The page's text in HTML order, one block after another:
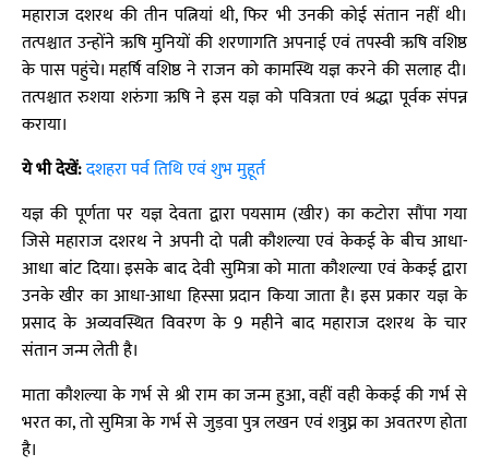
महाराज दशरथ की तीन पत्नियां थी, फिर भी उनकी कोई संतान नहीं थी।
तत्पश्चात उन्होंने ऋषि मुनियों की शरणागति अपनाई एवं तपस्वी ऋषि वशिष्ठ
के पास पहुंचे। महर्षि वशिष्ठ ने राजन को कामस्थि यज्ञ करने की सलाह दी।
तत्पश्चात रुशया शरुंगा ऋषि ने इस यज्ञ को पवित्रता एवं श्रद्धा पूर्वक संपन्न
कराया।
ये भी देखें:दशहरा पर्व तिथि एवं शुभ मुहूर्त
यज्ञ की पूर्णता पर यज्ञ देवता द्वारा पयसाम (खीर) का कटोरा सौंपा गया
जिसे महाराज दशरथ ने अपनी दो पत्नी कौशल्या एवं केकई के बीच आधा-
आधा बांट दिया। इसके बाद देवी सुमित्रा को माता कौशल्या एवं केकई द्वारा
उनके खीर का आधा-आधा हिस्सा प्रदान किया जाता है। इस प्रकार यज्ञ के
प्रसाद के अव्यवस्थित विवरण के 9 महीने बाद महाराज दशरथ के चार
संतान जन्म लेती है।
माता कौशल्या के गर्भ से श्री राम का जन्म हुआ, वहीं वही केकई की गर्भ से
भरत का, तो सुमित्रा के गर्भ से जुड़वा पुत्र लखन एवं शत्रुघ्न का अवतरण होता
है।